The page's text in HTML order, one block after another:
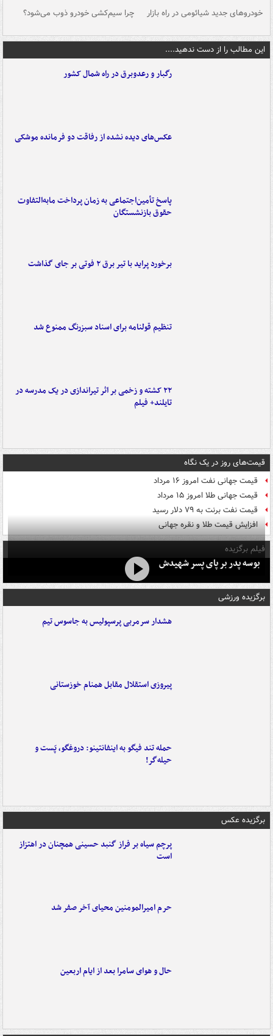
خودروهای جدید شیائومی در راه بازار چرا سیم‌کشی خودرو ذوب می‌شود؟
این مطالب را از دست ندهید....
رگبار و رعدوبرق در راه شمال کشور
عکس‌های دیده نشده از رفاقت دو فرمانده‌ موشکی
پاسخ تأمین‌اجتماعی به زمان پرداخت مابه‌التفاوت
حقوق بازنشستگان
برخورد پراید با تیر برق ۲ فوتی بر جای گذاشت
تنظیم قولنامه برای اسناد سبزرنگ ممنوع شد
۲۲ کشته و زخمی بر اثر تیراندازی در یک مدرسه در
تایلند+ فیلم
قیمت‌های روز در یک نگاه
قیمت جهانی نفت امروز ۱۶ مرداد
قیمت جهانی طلا امروز ۱۵ مرداد
قیمت نفت برنت به ۷۹ دلار رسید
افزایش قیمت طلا و نقره جهانی
فیلم برگزیده
بوسه‌ پدر بر پای پسر شهیدش
برگزیده ورزشی
هشدار سرمربی پرسپولیس به جاسوس تیم
پیروزی استقلال مقابل همنام خوزستانی
حمله تند فیگو به اینفانتینو: دروغگو، پَست‌ و
حیله‌گر!
برگزیده عکس
پرچم سیاه بر فراز گنبد حسینی همچنان در اهتزاز
است
حرم امیرالمومنین محیای آخر صفر شد
حال و هوای سامرا بعد از ایام اربعین